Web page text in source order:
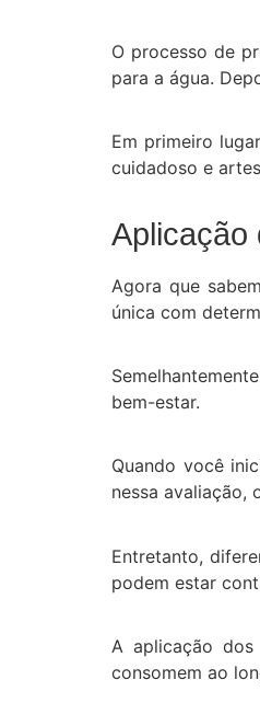
O processo de
para a água.
Em primeiro
cuidadoso e
Aplicação
Agora que
única com
bem-estar.
Quando você
nessa avaliação,
Entretanto,
podem estar
A aplicação
consomem ao